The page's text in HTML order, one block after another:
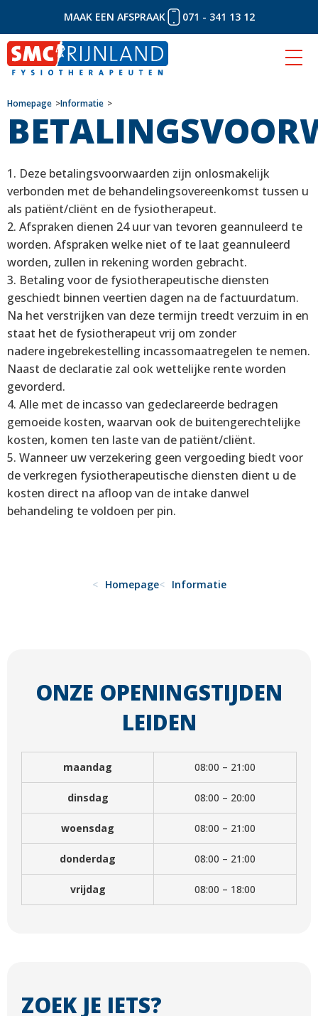
Naar
inhoud
MAAK EEN AFSPRAAK 071 - 341 13 12
Homepage Informatie
1. Deze betalingsvoorwaarden zijn onlosmakelijk
verbonden met de behandelingsovereenkomst tussen u
als patiënt/cliënt en de fysiotherapeut.
2. Afspraken dienen 24 uur van tevoren geannuleerd te
worden. Afspraken welke niet of te laat geannuleerd
worden, zullen in rekening worden gebracht.
3. Betaling voor de fysiotherapeutische diensten
geschiedt binnen veertien dagen na de factuurdatum.
Na het verstrijken van deze termijn treedt verzuim in en
staat het de fysiotherapeut vrij om zonder
nadere ingebrekestelling incassomaatregelen te nemen.
Naast de declaratie zal ook wettelijke rente worden
gevorderd.
4. Alle met de incasso van gedeclareerde bedragen
gemoeide kosten, waarvan ook de buitengerechtelijke
kosten, komen ten laste van de patiënt/cliënt.
5. Wanneer uw verzekering geen vergoeding biedt voor
de verkregen fysiotherapeutische diensten dient u de
kosten direct na afloop van de intake danwel
behandeling te voldoen per pin.
Homepage Informatie
ONZE OPENINGSTIJDEN
LEIDEN
maandag 08:00 – 21:00
dinsdag 08:00 – 20:00
woensdag 08:00 – 21:00
donderdag 08:00 – 21:00
vrijdag 08:00 – 18:00
ZOEK JE IETS?